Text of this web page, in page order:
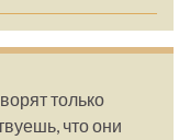
только
что они